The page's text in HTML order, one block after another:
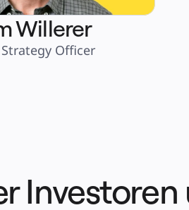
Willerer
Officer
Investoren